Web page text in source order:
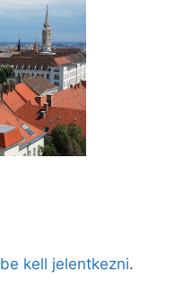
be kell jelentkezni.